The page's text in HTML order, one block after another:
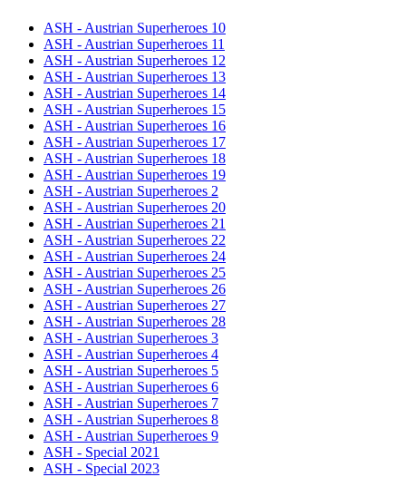
ASH - Austrian Superheroes 10
ASH - Austrian Superheroes 11
ASH - Austrian Superheroes 12
ASH - Austrian Superheroes 13
ASH - Austrian Superheroes 14
ASH - Austrian Superheroes 15
ASH - Austrian Superheroes 16
ASH - Austrian Superheroes 17
ASH - Austrian Superheroes 18
ASH - Austrian Superheroes 19
ASH - Austrian Superheroes 2
ASH - Austrian Superheroes 20
ASH - Austrian Superheroes 21
ASH - Austrian Superheroes 22
ASH - Austrian Superheroes 24
ASH - Austrian Superheroes 25
ASH - Austrian Superheroes 26
ASH - Austrian Superheroes 27
ASH - Austrian Superheroes 28
ASH - Austrian Superheroes 3
ASH - Austrian Superheroes 4
ASH - Austrian Superheroes 5
ASH - Austrian Superheroes 6
ASH - Austrian Superheroes 7
ASH - Austrian Superheroes 8
ASH - Austrian Superheroes 9
ASH - Special 2021
ASH - Special 2023